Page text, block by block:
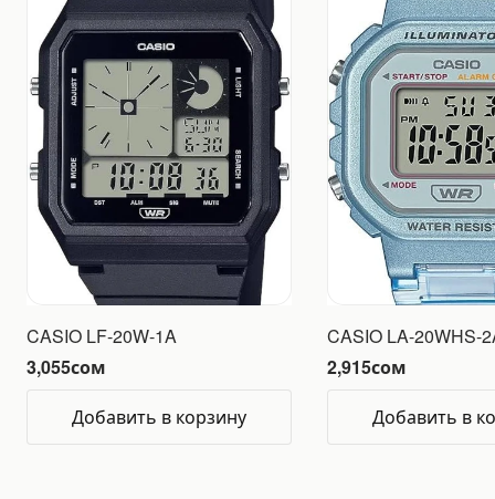
CASIO LF-20W-1A
3,055сом
Добавить в корзину
CASIO LA-20WHS-
2,915сом
Добавить в